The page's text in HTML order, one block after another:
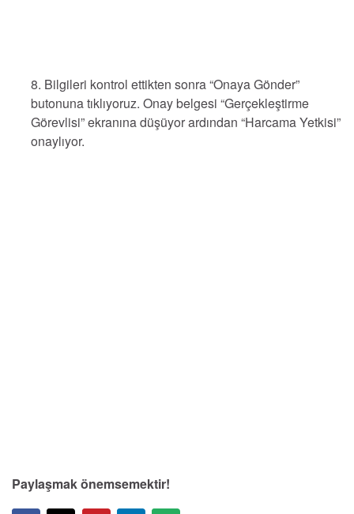
8. Bilgileri kontrol ettikten sonra “Onaya Gönder”
butonuna tıklıyoruz. Onay belgesi “Gerçekleştirme
Görevlisi” ekranına düşüyor ardından “Harcama Yetkisi”
onaylıyor.
Paylaşmak önemsemektir!